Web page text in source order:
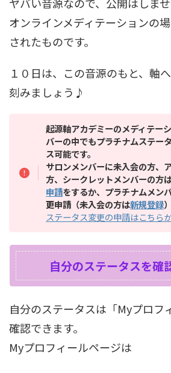
オンラインメディテーションの
されたものです。
１０日は、この音源のもと、軸
刻みましょう♪
起源軸アカデミーのメディテー
バーの中でもプラチナムステー
ス可能です。
サロンメンバーに未入会の方、
方、シークレットメンバーの方
申請をするか、プラチナムメン
更申請（未入会の方は新規登録
ステータス変更の申請はこちら
自分のステータスを確
自分のステータスは「Myプロフ
確認できます。
Myプロフィールページは